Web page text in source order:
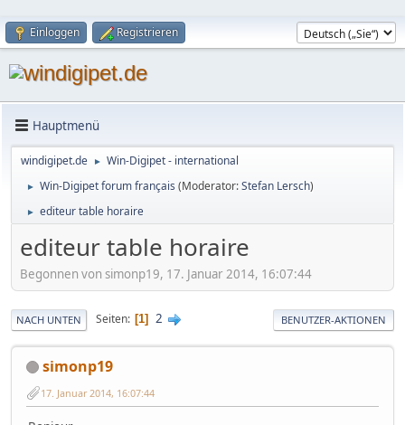
Einloggen Registrieren
Hauptmenü
windigipet.de ► Win-Digipet - international
► Win-Digipet forum français (Moderator:Stefan Lersch)
► editeur table horaire
editeur table horaire
Begonnen von simonp19, 17. Januar 2014, 16:07:44
NACH UNTEN Seiten 1 2 BENUTZER-AKTIONEN
simonp19
17. Januar 2014, 16:07:44